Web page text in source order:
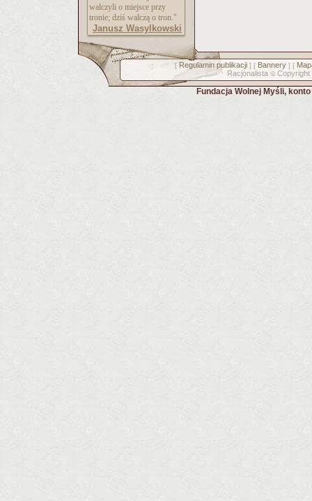
walczyli o miejsce przy
tronie; dziś walczą o tron."
Janusz Wasylkowski
[ Regulamin publikacji] [ Bannery] [
Racjonalista © Copyright
Fundacja Wolnej Myśli,